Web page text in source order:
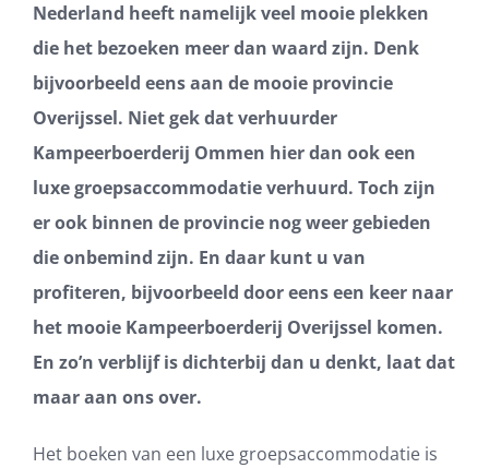
Nederland heeft namelijk veel mooie plekken
die het bezoeken meer dan waard zijn. Denk
bijvoorbeeld eens aan de mooie provincie
Overijssel. Niet gek dat verhuurder
Kampeerboerderij Ommen hier dan ook een
luxe groepsaccommodatie verhuurd. Toch zijn
er ook binnen de provincie nog weer gebieden
die onbemind zijn. En daar kunt u van
profiteren, bijvoorbeeld door eens een keer naar
het mooie Kampeerboerderij Overijssel komen.
En zo’n verblijf is dichterbij dan u denkt, laat dat
maar aan ons over.
Het boeken van een luxe groepsaccommodatie is